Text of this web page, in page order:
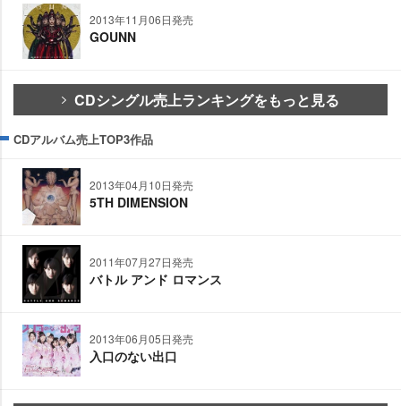
2013年11月06日発売
GOUNN
CDシングル売上ランキングをもっと見る
CDアルバム売上TOP3作品
2013年04月10日発売
5TH DIMENSION
2011年07月27日発売
バトル アンド ロマンス
2013年06月05日発売
入口のない出口